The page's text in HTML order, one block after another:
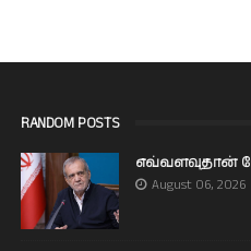
RANDOM POSTS
எவ்வளவுதான்
August 06, 2026